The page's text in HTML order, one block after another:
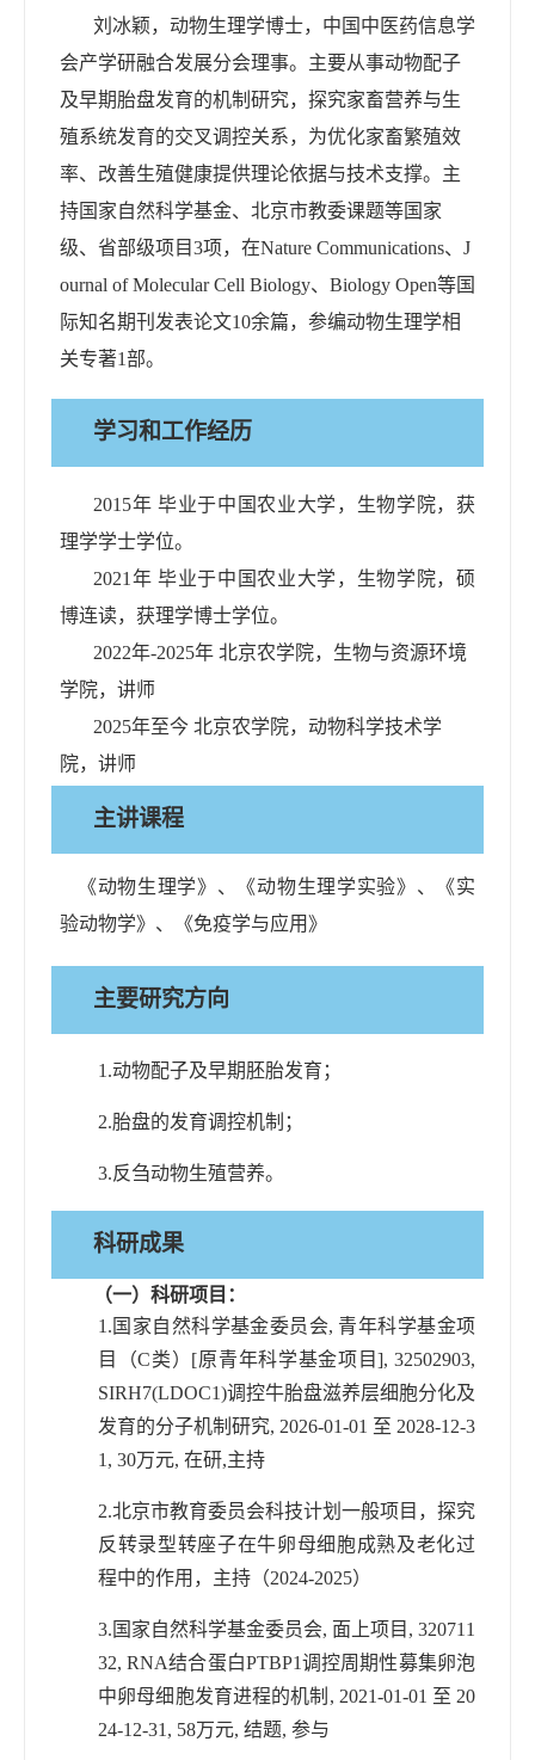
刘冰颖，动物生理学博士， 中国中医药信息学
会产学研融合发展分会理事。 主要从事动物配子
及早期胎盘发育的机制研究，探究家畜营养与生
殖系统发育的交叉调控关系，为优化家畜繁殖效
率、改善生殖健康提供理论依据与技术支撑。主
持国家自然科学基金、北京市教委课题等国家
级、省部级项目3项，在Nature Communications、 J
ournal of Molecular Cell Biology、 Biology Open等国
际知名期刊发表论文10余篇，参编动物生理学相
关专著1部。
学习和工作经历
201 5年 毕业于中国农业大学，生物学院，获
理学学士学位。
2021 年 毕业于中国农业大学，生物学院， 硕
博连读， 获理学博士学位。
2022年-2025年 北京农学院， 生物与资源环境
学院，讲师
2025年至今 北京农学院，动物科学技术学
院，讲师
主讲课程
《动物生理学》 、 《动物生理学实验》 、
《实
验动物学》、
《免疫学与应用》
主要研究方向
1.动物配子及早期胚胎发育；
2.胎盘的发育调控机制；
3.反刍动物生殖营养。
科研成果
（一）科研项目：
1. 国家自然科学基金委员会, 青年科学基金项
目（C类） [原青年科学基金项目], 32502903,
SIRH7(LDOC1)调控牛胎盘滋养层细胞分化及
发育的分子机制研究, 2026-01-01 至 2028-12-3
1, 30万元, 在研,主持
2.北京市教育委员会科技计划一般项目，探究
反转录型转座子在牛卵母细胞成熟及老化过
程中的作用，主持（2024-2025）
3. 国家自然科学基金委员会, 面上项目 , 320711
32, RNA结合蛋白PTBP1调控周期性募集卵泡
中卵母细胞发育进程的机制 , 2021-01-01 至 20
24-12-31, 58万元, 结题, 参与